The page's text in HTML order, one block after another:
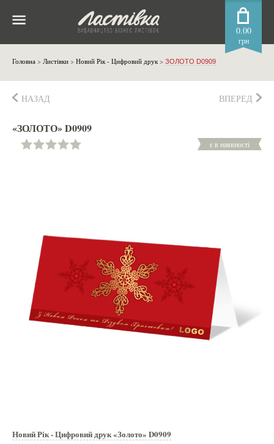
0.00
грн
Головна > Листівки > Новий Рік - Цифровий друк> ЗОЛОТО D0909
НАЗАД ВПЕРЕД
«ЗОЛОТО» D0909
є в наявності
Новий Рік - Цифровий друк «Золото» D0909